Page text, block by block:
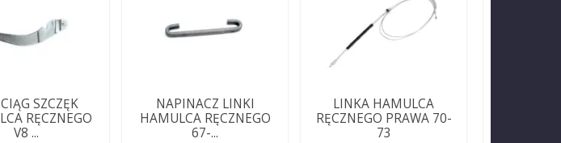
SZCZĘK
RĘCZNEGO
V8 ...
NAPINACZ LINKI
HAMULCA RĘCZNEGO
67-...
LINKA HAMULCA
RĘCZNEGO PRAWA 70-
73